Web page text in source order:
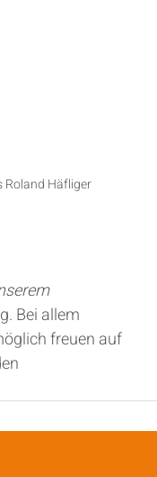
Roland Häfliger
Bei allem
freuen auf